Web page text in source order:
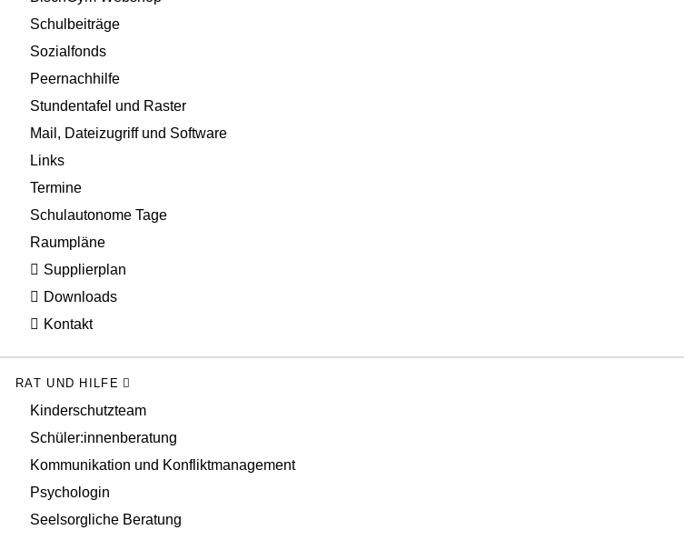
Schulbeiträge
Sozialfonds
Peernachhilfe
Stundentafel und Raster
Mail, Dateizugriff und Software
Links
Termine
Schulautonome Tage
Raumpläne
Supplierplan
Downloads
Kontakt
RAT UND HILFE
Kinderschutzteam
Schüler:innenberatung
Kommunikation und Konfliktmanagement
Psychologin
Seelsorgliche Beratung